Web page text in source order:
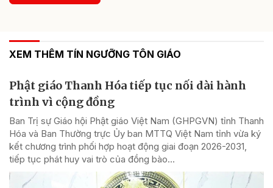
XEM THÊM TÍN NGƯỠNG TÔN GIÁO
Phật giáo Thanh Hóa tiếp tục nối dài hành
trình vì cộng đồng
Ban Trị sự Giáo hội Phật giáo Việt Nam (GHPGVN) tỉnh Thanh
Hóa và Ban Thường trực Ủy ban MTTQ Việt Nam tỉnh vừa ký
kết chương trình phối hợp hoạt động giai đoạn 2026-2031,
tiếp tục phát huy vai trò của đồng bào...